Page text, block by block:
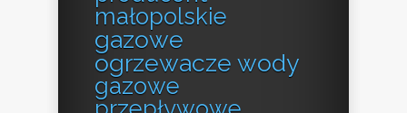
małopolskie
gazowe
ogrzewacze wody
gazowe